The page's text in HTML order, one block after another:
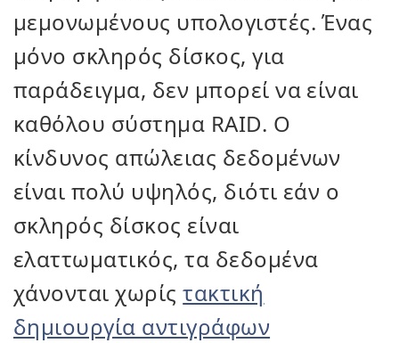
μεμονωμένους υπολογιστές. Ένας
μόνο σκληρός δίσκος, για
παράδειγμα, δεν μπορεί να είναι
καθόλου σύστημα RAID. Ο
κίνδυνος απώλειας δεδομένων
είναι πολύ υψηλός, διότι εάν ο
σκληρός δίσκος είναι
ελαττωματικός, τα δεδομένα
χάνονται χωρίςτακτική
δημιουργία αντιγράφων